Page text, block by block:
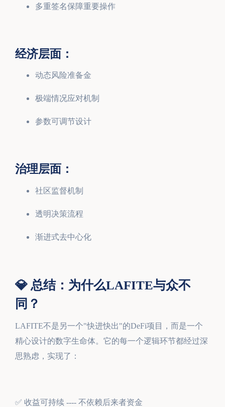
多重签名保障重要操作
经济层面：
动态风险准备金
极端情况应对机制
参数可调节设计
治理层面：
社区监督机制
透明决策流程
渐进式去中心化
💎 总结：为什么LAFITE与众不
同？
LAFITE不是另一个"快进快出"的DeFi项目，而是一个
精心设计的数字生命体。它的每一个逻辑环节都经过深
思熟虑，实现了：
✅ 收益可持续 ---- 不依赖后来者资金